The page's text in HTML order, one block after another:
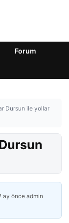
Forum
Dursun ile yollar
ay önceadmin